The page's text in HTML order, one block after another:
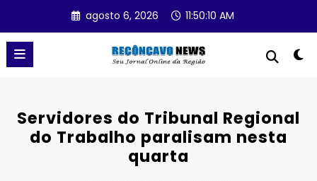
o
conteúdo
agosto 6, 2026 11:50:10 AM
Servidores do Tribunal Regional
do Trabalho paralisam nesta
quarta